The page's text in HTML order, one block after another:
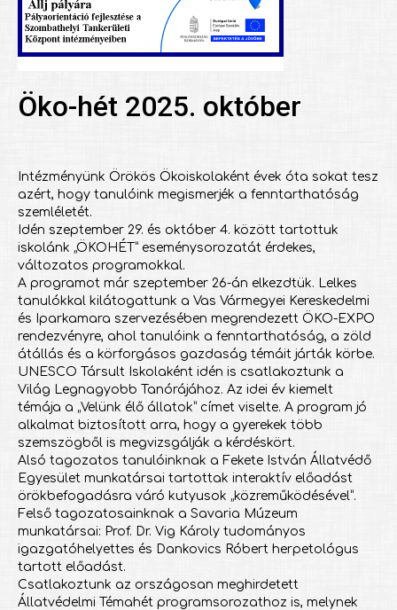
Öko-hét 2025. október
Intézményünk Örökös Ökoiskolaként évek óta sokat tesz
azért, hogy tanulóink megismerjék a fenntarthatóság
szemléletét.
Idén szeptember 29. és október 4. között tartottuk
iskolánk „ÖKOHÉT” eseménysorozatát érdekes,
változatos programokkal.
A programot már szeptember 26-án elkezdtük. Lelkes
tanulókkal kilátogattunk a Vas Vármegyei Kereskedelmi
és Iparkamara szervezésében megrendezett ÖKO-EXPO
rendezvényre, ahol tanulóink a fenntarthatóság, a zöld
átállás és a körforgásos gazdaság témáit járták körbe.
UNESCO Társult Iskolaként idén is csatlakoztunk a
Világ Legnagyobb Tanórájához. Az idei év kiemelt
témája a „Velünk élő állatok” címet viselte. A program jó
alkalmat biztosított arra, hogy a gyerekek több
szemszögből is megvizsgálják a kérdéskört.
Alsó tagozatos tanulóinknak a Fekete István Állatvédő
Egyesület munkatársai tartottak interaktív előadást
örökbefogadásra váró kutyusok „közreműködésével”.
Felső tagozatosainknak a Savaria Múzeum
munkatársai: Prof. Dr. Vig Károly tudományos
igazgatóhelyettes és Dankovics Róbert herpetológus
tartott előadást.
Csatlakoztunk az országosan meghirdetett
Állatvédelmi Témahét programsorozathoz is, melynek